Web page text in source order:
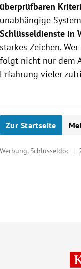
überprüfbaren
unabhängige
Schlüsseldienste in
starkes Zeichen.
folgt nicht nur dem
Erfahrung vieler
Zur Startseite
Werbung, Schlüsseldoc |